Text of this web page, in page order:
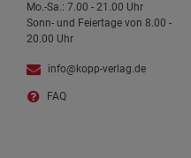
Mo.-Sa.: 7.00 - 21.00 Uhr
Sonn- und Feiertage von 8.00 -
20.00 Uhr
info@kopp-verlag.de
FAQ